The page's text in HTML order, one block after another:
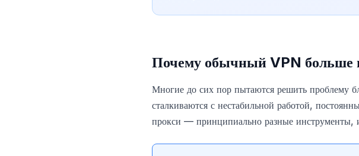
Почему обычный VPN больше
Многие до сих пор пытаются решить
сталкиваются с нестабильной работой,
прокси — принципиально разные инструменты,